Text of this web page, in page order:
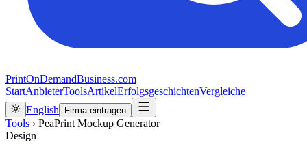
PrintOnDemandBusiness.com
StartAnbieterToolsArtikelErfolgsgeschichtenVergleiche
English
Firma eintragen
Tools › PeaPrint Mockup Generator
Design